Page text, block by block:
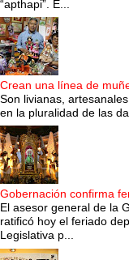
“apthapi”. E...
Crean una línea de
Son livianas,
en la pluralidad de las
Gobernación confirma
El asesor general de la
ratificó hoy el feriado
Legislativa p...